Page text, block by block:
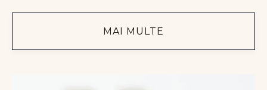
MAI MULTE